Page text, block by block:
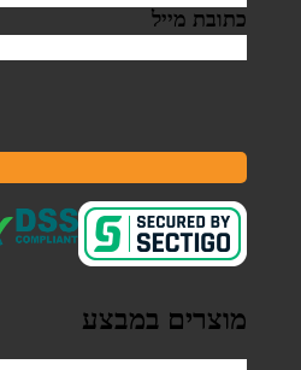
כתובת מייל
מוצרים במבצע